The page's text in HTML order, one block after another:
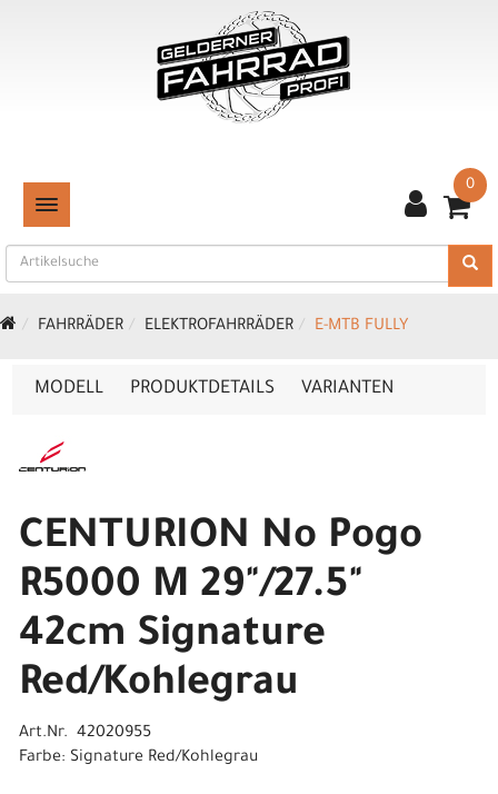
TOGGLE NAVIGATION
0
FAHRRÄDER ELEKTROFAHRRÄDER E-MTB FULLY
MODELL PRODUKTDETAILS VARIANTEN
CENTURION No Pogo
R5000 M 29"/27.5"
42cm Signature
Red/Kohlegrau
Art.Nr. 42020955
Farbe: Signature Red/Kohlegrau